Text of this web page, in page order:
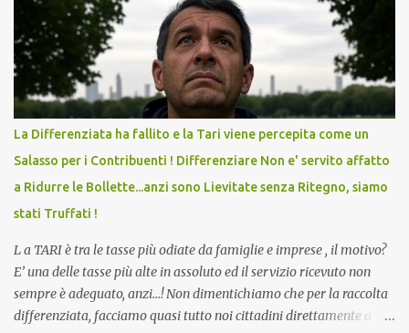
andava bene anche, a Temperatura Ambiente"! Riproponiamo
l'articolo per NON Dimenticare!
La Differenziata ha fallito e la Tari viene percepita come un
Salasso per i Contribuenti ! Differenziare Non e' servito affatto
a Ridurre le Bollette...anzi sono Lievitate senza Ritegno, siamo
stati Truffati !
L a TARI è tra le tasse più odiate da famiglie e imprese , il motivo?
E’ una delle tasse più alte in assoluto ed il servizio ricevuto non
sempre è adeguato, anzi…! Non dimentichiamo che per la raccolta
differenziata, facciamo quasi tutto noi cittadini direttamente a